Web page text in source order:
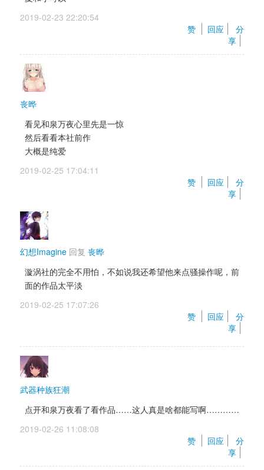
2019-02-23 22:20:54
赞
回应
分
享
丧晔
看见和泉万夜心里先是一惊
然后看看本社前作
大概是纯爱
2019-02-25 17:04:11
赞
回应
分
享
幻想Imagine 回复 丧晔
漩涡社的完全不用怕，不如说我还希望他来点骚操作呢，前
面的作品太平淡
2019-02-25 17:07:26
赞
回应
分
享
武器种族狂潮
点开和泉万夜看了看作品……这人真是啥都能写啊…………
2019-02-26 11:08:08
赞
回应
分
享